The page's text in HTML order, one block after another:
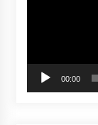
00:00